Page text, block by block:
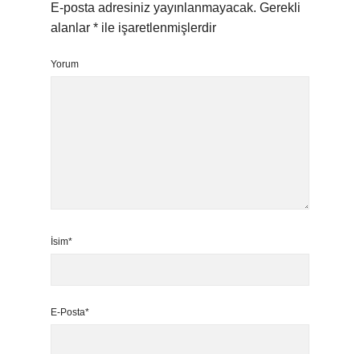
E-posta adresiniz yayınlanmayacak. Gerekli
alanlar * ile işaretlenmişlerdir
Yorum
İsim*
E-Posta*